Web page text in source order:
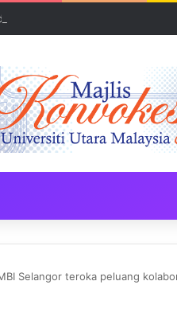
korporat kepada PELAJAR
Selangor teroka peluang